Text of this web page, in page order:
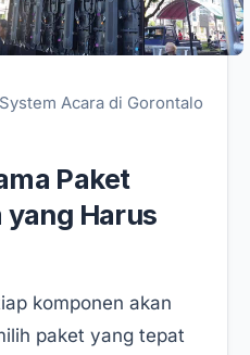
Acara di Gorontalo
Paket
yang Harus
komponen akan
paket yang tepat